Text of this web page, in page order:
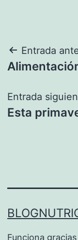
de
Entrada
Entrada
Esta
Funciona gracias